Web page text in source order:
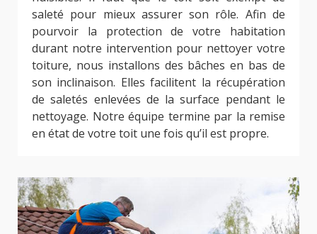
saleté pour mieux assurer son rôle. Afin de
pourvoir la protection de votre habitation
durant notre intervention pour nettoyer votre
toiture, nous installons des bâches en bas de
son inclinaison. Elles facilitent la récupération
de saletés enlevées de la surface pendant le
nettoyage. Notre équipe termine par la remise
en état de votre toit une fois qu’il est propre.